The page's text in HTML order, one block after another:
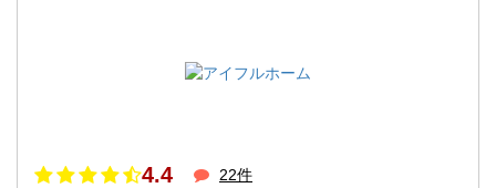
4.4
22件